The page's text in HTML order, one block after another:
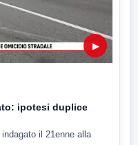
▶
ipotesi duplice
il 21enne alla